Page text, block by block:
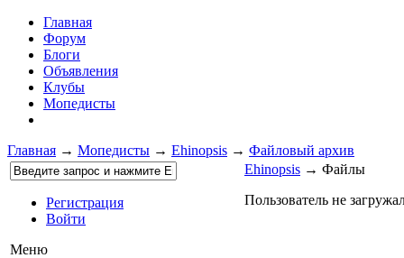
Главная
Форум
Блоги
Объявления
Клубы
Мопедисты
Главная → Мопедисты → Ehinopsis → Файловый архив
Регистрация
Войти
Меню
Ehinopsis → Файлы
Пользователь не